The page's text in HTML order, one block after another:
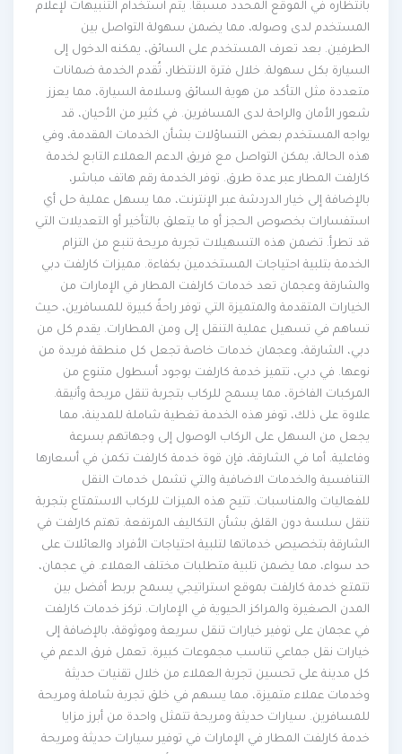
بانتظاره في الموقع المحدد مسبقًا. يتم استخدام التنبيهات لإعلام
المستخدم لدى وصوله، مما يضمن سهولة التواصل بين
الطرفين. بعد تعرف المستخدم على السائق، يمكنه الدخول إلى
السيارة بكل سهولة. خلال فترة الانتظار، تُقدم الخدمة ضمانات
متعددة مثل التأكد من هوية السائق وسلامة السيارة، مما يعزز
شعور الأمان والراحة لدى المسافرين. في كثير من الأحيان، قد
يواجه المستخدم بعض التساؤلات بشأن الخدمات المقدمة، وفي
هذه الحالة، يمكن التواصل مع فريق الدعم العملاء التابع لخدمة
كارلفت المطار عبر عدة طرق. توفر الخدمة رقم هاتف مباشر،
بالإضافة إلى خيار الدردشة عبر الإنترنت، مما يسهل عملية حل أي
استفسارات بخصوص الحجز أو ما يتعلق بالتأخير أو التعديلات التي
قد تطرأ. تضمن هذه التسهيلات تجربة مريحة تنبع من التزام
الخدمة بتلبية احتياجات المستخدمين بكفاءة. مميزات كارلفت دبي
والشارقة وعجمان تعد خدمات كارلفت المطار في الإمارات من
الخيارات المتقدمة والمتميزة التي توفر راحةً كبيرة للمسافرين، حيث
تساهم في تسهيل عملية التنقل إلى ومن المطارات. يقدم كل من
دبي، الشارقة، وعجمان خدمات خاصة تجعل كل منطقة فريدة من
نوعها. في دبي، تتميز خدمة كارلفت بوجود أسطول متنوع من
المركبات الفاخرة، مما يسمح للركاب بتجربة تنقل مريحة وأنيقة.
علاوة على ذلك، توفر هذه الخدمة تغطية شاملة للمدينة، مما
يجعل من السهل على الركاب الوصول إلى وجهاتهم بسرعة
وفاعلية. أما في الشارقة، فإن قوة خدمة كارلفت تكمن في أسعارها
التنافسية والخدمات الاضافية والتي تشمل خدمات النقل
للفعاليات والمناسبات. تتيح هذه الميزات للركاب الاستمتاع بتجربة
تنقل سلسة دون القلق بشأن التكاليف المرتفعة. تهتم كارلفت في
الشارقة بتخصيص خدماتها لتلبية احتياجات الأفراد والعائلات على
حد سواء، مما يضمن تلبية متطلبات مختلف العملاء. في عجمان،
تتمتع خدمة كارلفت بموقع استراتيجي يسمح بربط أفضل بين
المدن الصغيرة والمراكز الحيوية في الإمارات. تركز خدمات كارلفت
في عجمان على توفير خيارات تنقل سريعة وموثوقة، بالإضافة إلى
خيارات نقل جماعي تناسب مجموعات كبيرة. تعمل فرق الدعم في
كل مدينة على تحسين تجربة العملاء من خلال تقنيات حديثة
وخدمات عملاء متميزة، مما يسهم في خلق تجربة شاملة ومريحة
للمسافرين. سيارات حديثة ومريحة تتمثل واحدة من أبرز مزايا
خدمة كارلفت المطار في الإمارات في توفير سيارات حديثة ومريحة